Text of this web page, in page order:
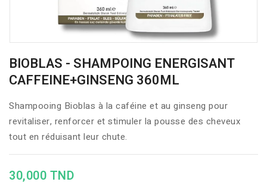
BIOBLAS - SHAMPOING ENERGISANT
CAFFEINE+GINSENG 360ML
Shampooing Bioblas à la caféine et au ginseng pour
revitaliser, renforcer et stimuler la pousse des cheveux
tout en réduisant leur chute.
30,000 TND